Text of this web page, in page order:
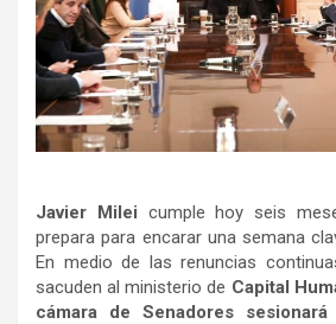
Javier Milei cumple hoy seis
prepara para encarar una semana
En medio de las renuncias
sacuden al ministerio de Capital
cámara de Senadores